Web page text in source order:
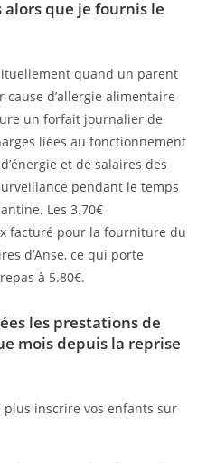
que je fournis le
quand un parent
d’allergie alimentaire
un forfait journalier de
liées au fonctionnement
et de salaires des
pendant le temps
Les 3.70€
facturé pour la fourniture du
d’Anse, ce qui porte
à 5.80€.
les prestations de
mois depuis la reprise
plus inscrire vos enfants sur